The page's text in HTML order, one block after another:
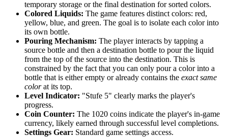
temporary storage or the final destination for sorted colors.
Colored Liquids: The game features distinct colors: red,
yellow, blue, and green. The goal is to isolate each color into
its own bottle.
Pouring Mechanism: The player interacts by tapping a
source bottle and then a destination bottle to pour the liquid
from the top of the source into the destination. This is
constrained by the fact that you can only pour a color into a
bottle that is either empty or already contains the exact same
colorat its top.
Level Indicator: "Stufe 5" clearly marks the player's
progress.
Coin Counter: The 1020 coins indicate the player's in-game
currency, likely earned through successful level completions.
Settings Gear: Standard game settings access.